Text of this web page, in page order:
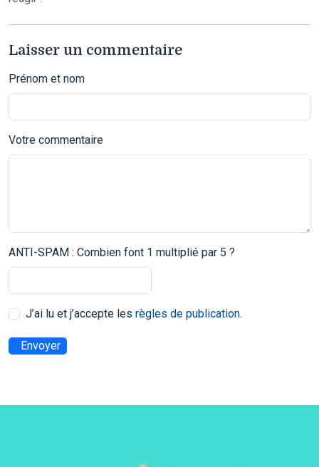
Laisser un commentaire
Prénom et nom
Votre commentaire
ANTI-SPAM : Combien font 1 multiplié par 5 ?
J’ai lu et j’accepte les règles de publication.
Envoyer